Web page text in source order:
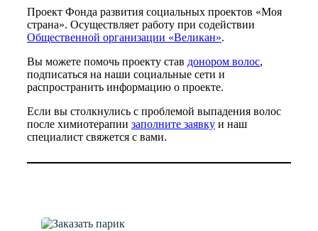
Проект Фонда развития социальных проектов «Моя
страна». Осуществляет работу при содействии
Общественной организации «Великан».
Вы можете помочь проекту став донором волос,
подписаться на наши социальные сети и
распространить информацию о проекте.
Если вы столкнулись с проблемой выпадения волос
после химиотерапии заполните заявку и наш
специалист свяжется с вами.